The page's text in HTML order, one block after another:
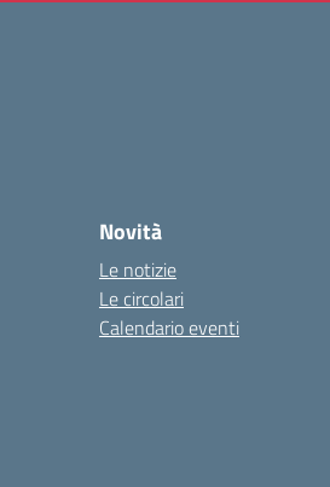
Novità
Le notizie
Le circolari
Calendario eventi